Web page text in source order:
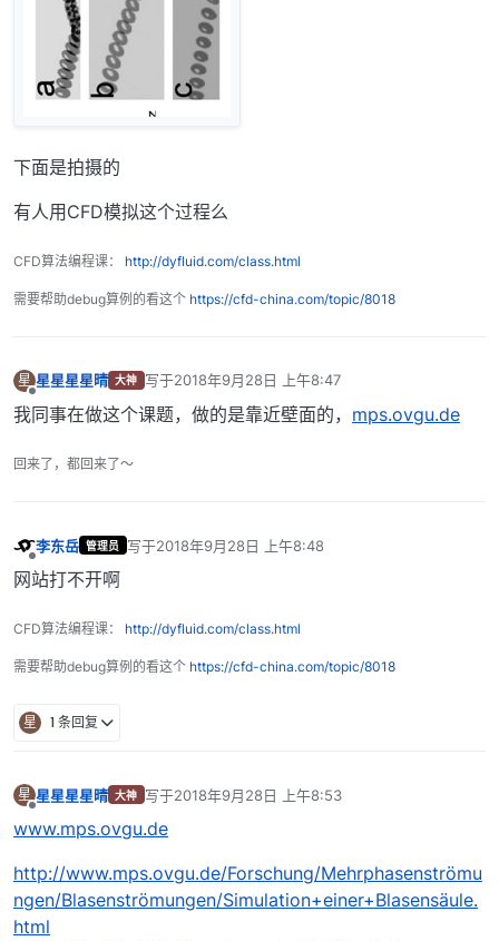
下面是拍摄的
有人用CFD模拟这个过程么
CFD算法编程课： http://dyfluid.com/class.html
需要帮助debug算例的看这个 https://cfd-china.com/topic/8018
星 星星星星晴 大神 写于2018年9月28日 上午8:47
最后由 编辑
我同事在做这个课题，做的是靠近壁面的， mps.ovgu.de
回来了，都回来了～
李东岳 管理员 写于2018年9月28日 上午8:48
最后由 编辑
网站打不开啊
CFD算法编程课： http://dyfluid.com/class.html
需要帮助debug算例的看这个 https://cfd-china.com/topic/8018
星 1 条回复
星 星星星星晴 大神 写于2018年9月28日 上午8:53
最后由 编辑
www.mps.ovgu.de
http://www.mps.ovgu.de/Forschung/Mehrphasenströmu
ngen/Blasenströmungen/Simulation+einer+Blasensäule.
html